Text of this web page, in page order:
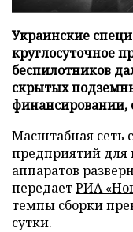
Украинские
круглосуточное
беспилотников
скрытых
финансировании,
Масштабная сеть
предприятий для
аппаратов
передаетРИА
темпы сборки
сутки.